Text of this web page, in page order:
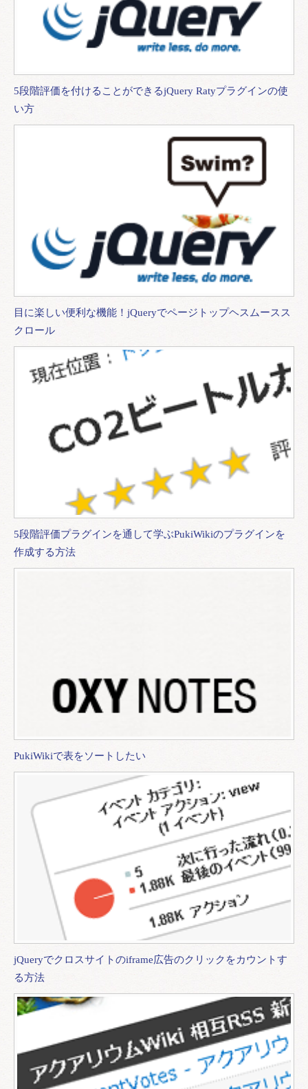
5段階評価を付けることができるjQuery Ratyプラグインの使
い方
目に楽しい便利な機能！jQueryでページトップヘスムースス
クロール
5段階評価プラグインを通して学ぶPukiWikiのプラグインを
作成する方法
PukiWikiで表をソートしたい
jQueryでクロスサイトのiframe広告のクリックをカウントす
る方法